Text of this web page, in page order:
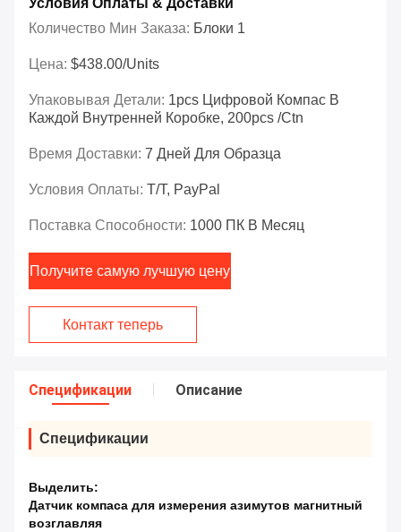
Условия Оплаты & Доставки
Количество Мин Заказа: Блоки 1
Цена: $438.00/Units
Упаковывая Детали: 1pcs Цифровой Компас В
Каждой Внутренней Коробке, 200pcs /ctn
Время Доставки: 7 Дней Для Образца
Условия Оплаты: T/T, PayPal
Поставка Способности: 1000 ПК В Месяц
Получите самую лучшую цену
Контакт теперь
Спецификации Описание
Спецификации
Выделить:
Датчик компаса для измерения азимутов магнитный
возглавляя